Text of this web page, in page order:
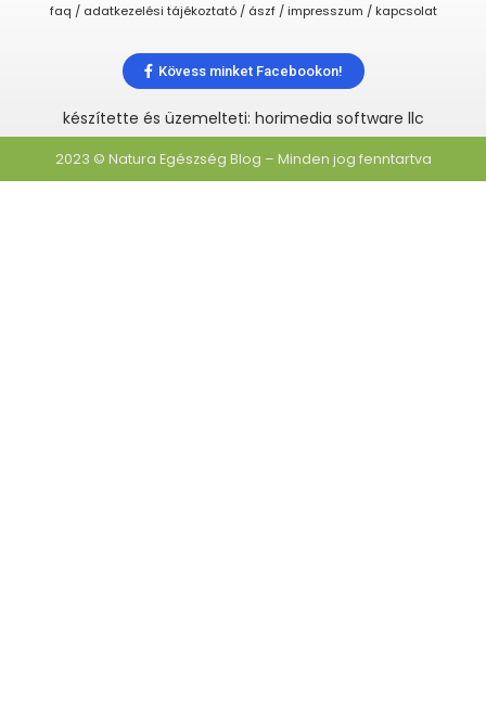
faq / adatkezelési tájékoztató / ászf / impresszum / kapcsolat
Kövess minket Facebookon!
készítette és üzemelteti: horimedia software llc
2023 © Natura Egészség Blog – Minden jog fenntartva